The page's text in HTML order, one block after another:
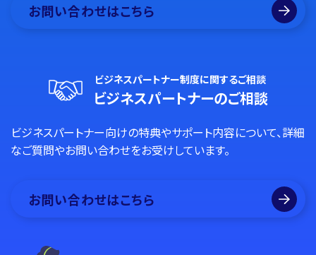
お問い合わせはこちら
ビジネスパートナー制度に関するご相談
ビジネスパートナーのご相談
ビジネスパートナー向けの特典やサポート内容について、詳細
なご質問やお問い合わせをお受けしています。
お問い合わせはこちら